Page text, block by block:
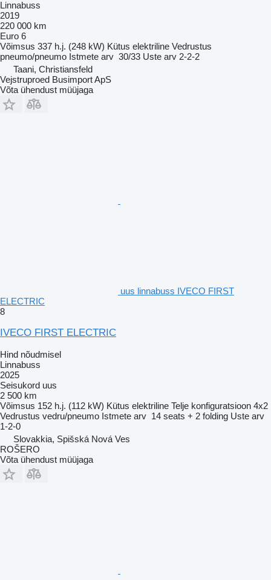
Linnabuss
2019
220 000 km
Euro 6
Võimsus 337 h.j. (248 kW) Kütus elektriline Vedrustus
pneumo/pneumo Istmete arv 30/33 Uste arv 2-2-2
Taani, Christiansfeld
Vejstruproed Busimport ApS
Võta ühendust müüjaga
uus linnabuss IVECO FIRST
ELECTRIC
8
IVECO FIRST ELECTRIC
Hind nõudmisel
Linnabuss
2025
Seisukord uus
2 500 km
Võimsus 152 h.j. (112 kW) Kütus elektriline Telje konfiguratsioon 4x2
Vedrustus vedru/pneumo Istmete arv 14 seats + 2 folding Uste arv
1-2-0
Slovakkia, Spišská Nová Ves
ROŠERO
Võta ühendust müüjaga